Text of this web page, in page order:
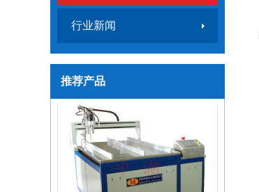
行业新闻
推荐产品
微量灌胶流水线